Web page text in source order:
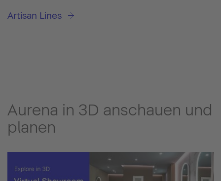
Artisan Lines
Aurena in 3D anschauen und
planen